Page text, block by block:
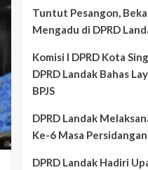
Tuntut Pesangon,
Mengadu di DPRD
Komisi I DPRD Kota
DPRD Landak Bahas
BPJS
DPRD Landak
Ke-6 Masa
DPRD Landak Hadiri